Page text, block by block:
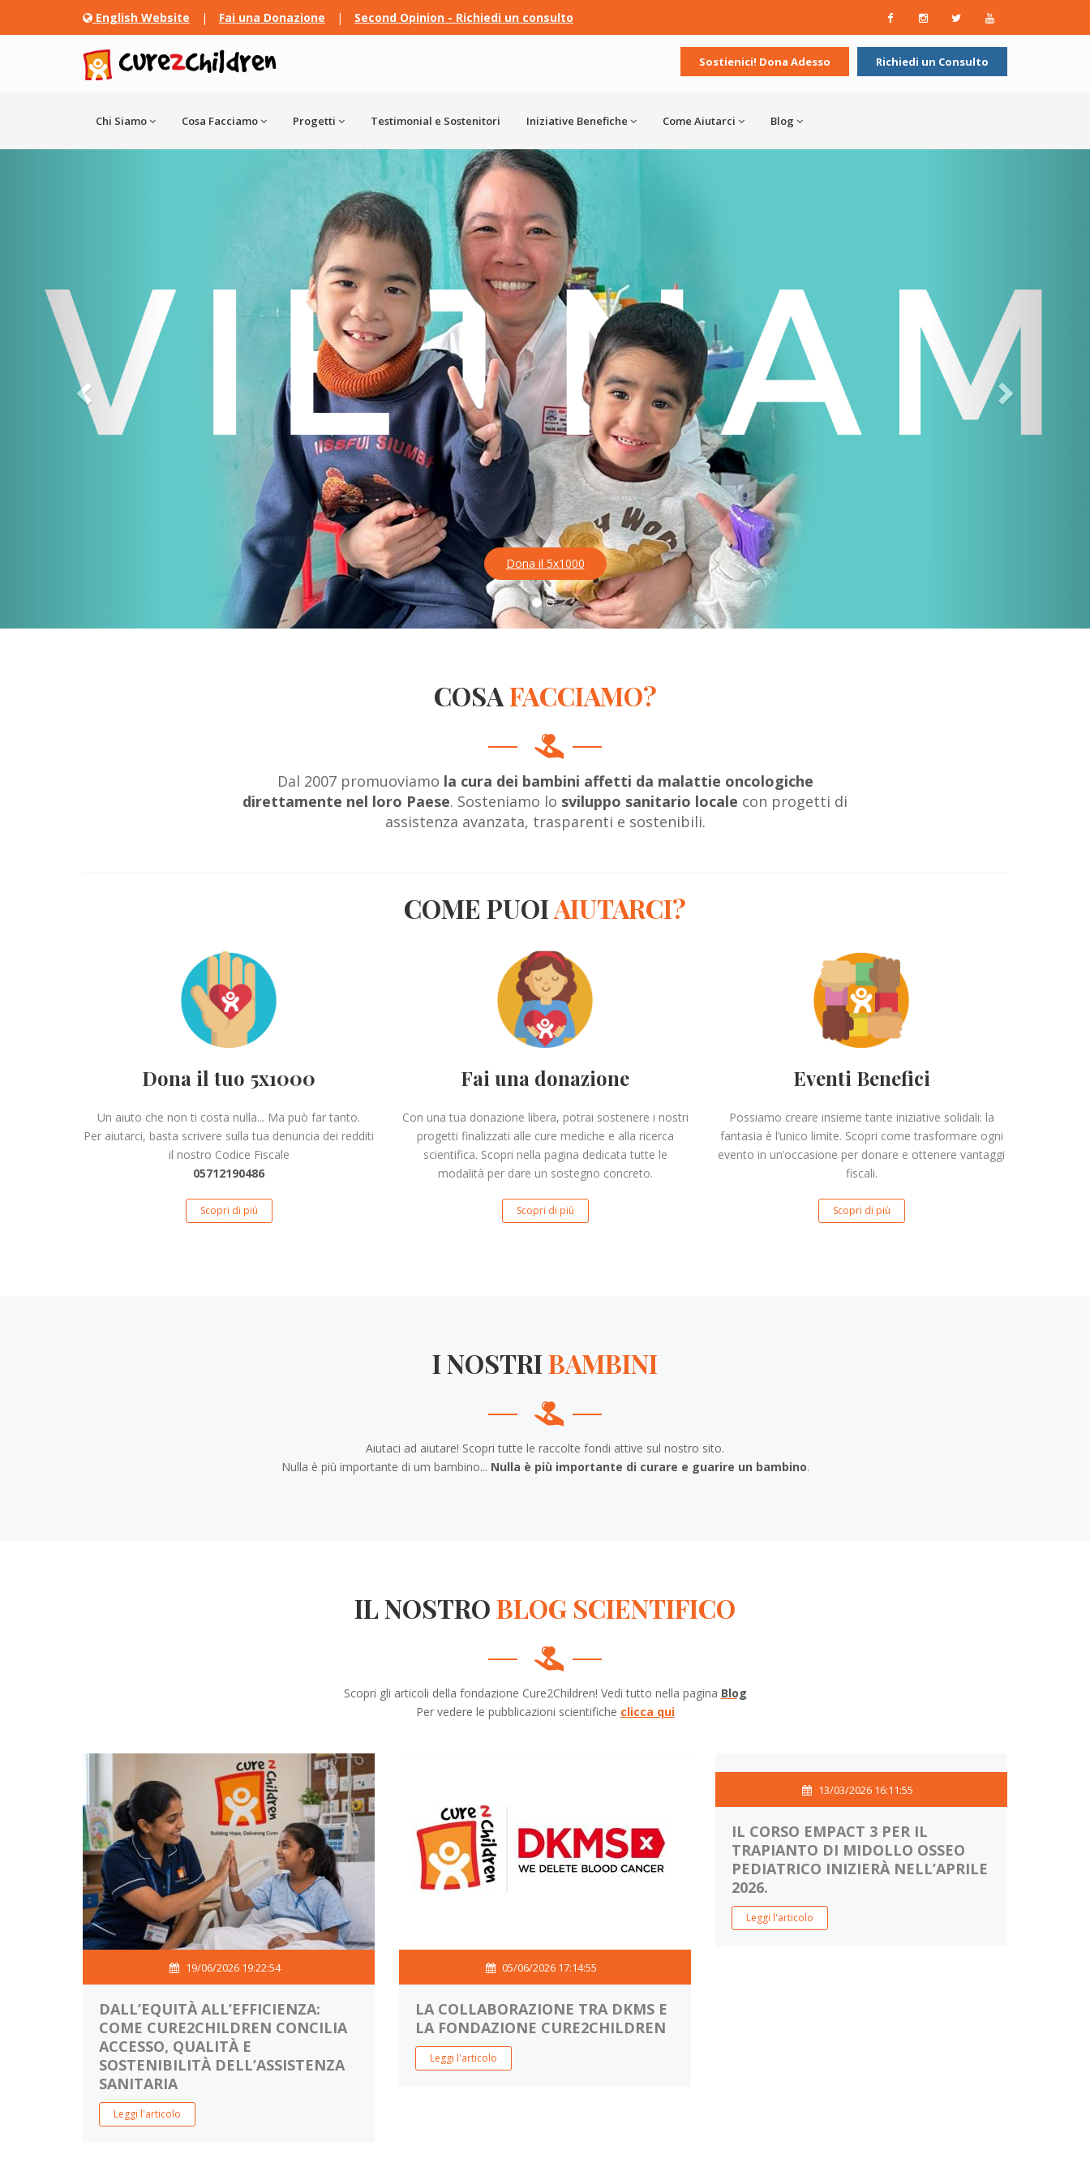
English Website | Fai una Donazione | Second Opinion - Richiedi un consulto
Sostienici! Dona Adesso Richiedi un Consulto
Chi Siamo Cosa Facciamo Progetti Testimonial e Sostenitori Iniziative Benefiche Come Aiutarci Blog
Dona il 5x1000
COSAFACCIAMO?
Dal 2007 promuoviamo la cura dei bambini affetti da malattie oncologiche
direttamente nel loro Paese. Sosteniamo lo sviluppo sanitario locale con progetti di
assistenza avanzata, trasparenti e sostenibili.
COME PUOIAIUTARCI?
Dona il tuo 5x1000
Un aiuto che non ti costa nulla... Ma può far tanto.
Per aiutarci, basta scrivere sulla tua denuncia dei redditi
il nostro Codice Fiscale
05712190486
Scopri di più
Fai una donazione
Con una tua donazione libera, potrai sostenere i nostri
progetti finalizzati alle cure mediche e alla ricerca
scientifica. Scopri nella pagina dedicata tutte le
modalità per dare un sostegno concreto.
Scopri di più
Eventi Benefici
Possiamo creare insieme tante iniziative solidali: la
fantasia è l’unico limite. Scopri come trasformare ogni
evento in un’occasione per donare e ottenere vantaggi
fiscali.
Scopri di più
I NOSTRIBAMBINI
Aiutaci ad aiutare! Scopri tutte le raccolte fondi attive sul nostro sito.
Nulla è più importante di um bambino... Nulla è più importante di curare e guarire un bambino.
IL NOSTROBLOG SCIENTIFICO
Scopri gli articoli della fondazione Cure2Children! Vedi tutto nella pagina Blog
Per vedere le pubblicazioni scientifiche clicca qui
19/06/2026 19:22:54
DALL’EQUITÀ ALL’EFFICIENZA:
COME CURE2CHILDREN CONCILIA
ACCESSO, QUALITÀ E
SOSTENIBILITÀ DELL’ASSISTENZA
SANITARIA
Leggi l'articolo
05/06/2026 17:14:55
LA COLLABORAZIONE TRA DKMS E
LA FONDAZIONE CURE2CHILDREN
Leggi l'articolo
13/03/2026 16:11:55
IL CORSO EMPACT 3 PER IL
TRAPIANTO DI MIDOLLO OSSEO
PEDIATRICO INIZIERÀ NELL’APRILE
2026.
Leggi l'articolo